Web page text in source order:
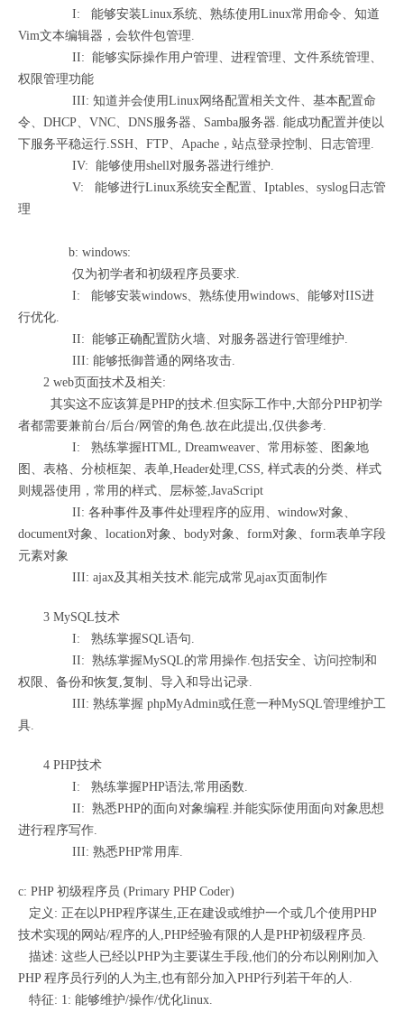
I: 能够安装Linux系统、熟练使用Linux常用命令、知道
Vim文本编辑器，会软件包管理.
II: 能够实际操作用户管理、进程管理、文件系统管理、
权限管理功能
III: 知道并会使用Linux网络配置相关文件、基本配置命
令、DHCP、VNC、DNS服务器、Samba服务器. 能成功配置并使以
下服务平稳运行.SSH、FTP、Apache，站点登录控制、日志管理.
IV: 能够使用shell对服务器进行维护.
V: 能够进行Linux系统安全配置、Iptables、syslog日志管
理
b: windows:
仅为初学者和初级程序员要求.
I: 能够安装windows、熟练使用windows、能够对IIS进
行优化.
II: 能够正确配置防火墙、对服务器进行管理维护.
III: 能够抵御普通的网络攻击.
2 web页面技术及相关:
其实这不应该算是PHP的技术.但实际工作中,大部分PHP初学
者都需要兼前台/后台/网管的角色.故在此提出,仅供参考.
I: 熟练掌握HTML, Dreamweaver、常用标签、图象地
图、表格、分桢框架、表单,Header处理,CSS, 样式表的分类、样式
则规器使用，常用的样式、层标签,JavaScript
II: 各种事件及事件处理程序的应用、window对象、
document对象、location对象、body对象、form对象、form表单字段
元素对象
III: ajax及其相关技术.能完成常见ajax页面制作
3 MySQL技术
I: 熟练掌握SQL语句.
II: 熟练掌握MySQL的常用操作.包括安全、访问控制和
权限、备份和恢复,复制、导入和导出记录.
III: 熟练掌握 phpMyAdmin或任意一种MySQL管理维护工
具.
4 PHP技术
I: 熟练掌握PHP语法,常用函数.
II: 熟悉PHP的面向对象编程.并能实际使用面向对象思想
进行程序写作.
III: 熟悉PHP常用库.
c: PHP 初级程序员 (Primary PHP Coder)
定义: 正在以PHP程序谋生,正在建设或维护一个或几个使用PHP
技术实现的网站/程序的人,PHP经验有限的人是PHP初级程序员.
描述: 这些人已经以PHP为主要谋生手段,他们的分布以刚刚加入
PHP 程序员行列的人为主,也有部分加入PHP行列若干年的人.
特征: 1: 能够维护/操作/优化linux.